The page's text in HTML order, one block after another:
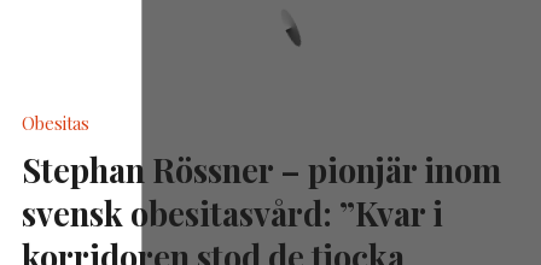
Obesitas
Stephan Rössner – pionjär inom
svensk obesitasvård: ”Kvar i